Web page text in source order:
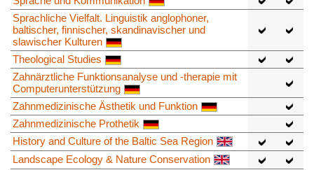
Sprachliche Vielfalt. Linguistik anglophoner,
baltischer, finnischer, skandinavischer und
slawischer Kulturen
Theological Studies
Zahnärztliche Funktionsanalyse und -therapie mit
Computerunterstützung
Zahnmedizinische Ästhetik und Funktion
Zahnmedizinische Prothetik
History and Culture of the Baltic Sea Region
Landscape Ecology & Nature Conservation